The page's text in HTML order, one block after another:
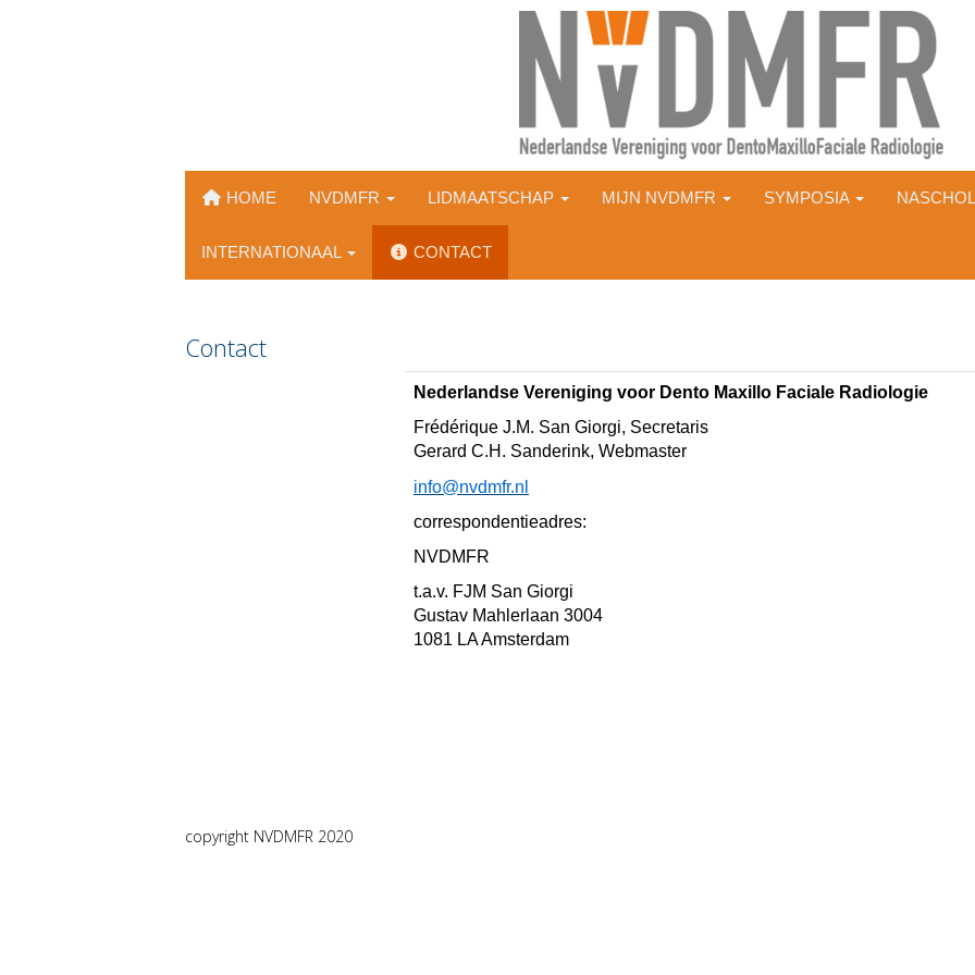
HOME NVDMFR LIDMAATSCHAP MIJN NVDMFR SYMPOSIA
INTERNATIONAAL CONTACT
Contact
Nederlandse Vereniging voor Dento Maxillo Faciale Radiologie
Frédérique J.M. San Giorgi, Secretaris
Gerard C.H. Sanderink, Webmaster
ofni@nvdmfr.nl
correspondentieadres:
NVDMFR
t.a.v. FJM San Giorgi
Gustav Mahlerlaan 3004
1081 LA Amsterdam
copyright NVDMFR 2020